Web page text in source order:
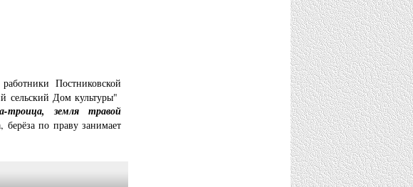
работники Постниковской
Дом культуры"
троица, земля травой
по праву занимает